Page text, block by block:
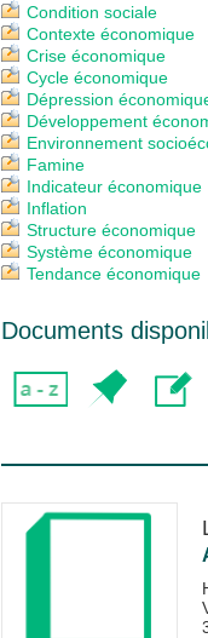
Condition sociale
Contexte économique
Crise économique
Cycle économique
Dépression
Développement
Environnement
Famine
Indicateur économique
Inflation
Structure économique
Système économique
Tendance économique
Documents